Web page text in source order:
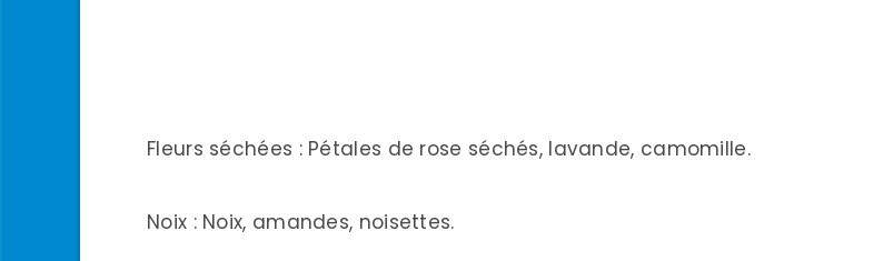
Fleurs séchées : Pétales de rose séchés, lavande, camomille.
Noix : Noix, amandes, noisettes.